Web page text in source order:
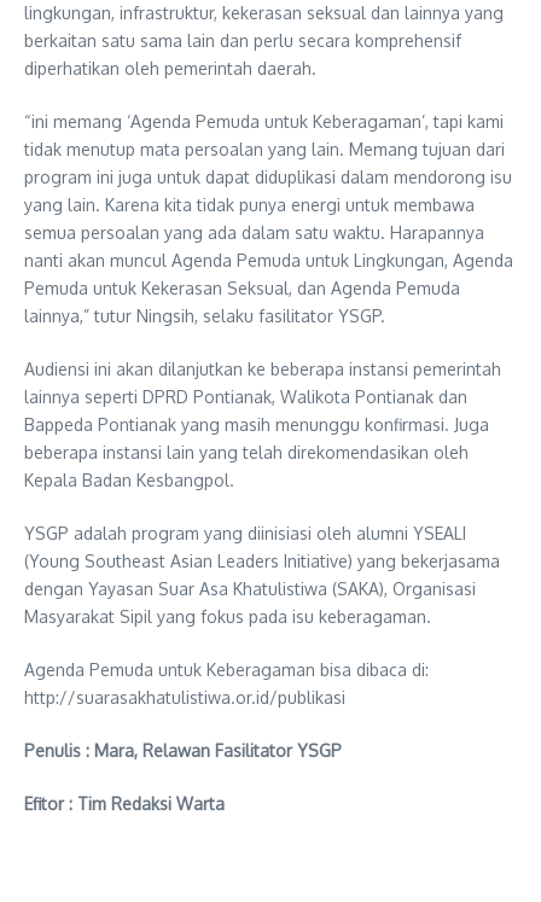
lingkungan, infrastruktur, kekerasan seksual dan lainnya yang
berkaitan satu sama lain dan perlu secara komprehensif
diperhatikan oleh pemerintah daerah.
“ini memang ‘Agenda Pemuda untuk Keberagaman’, tapi kami
tidak menutup mata persoalan yang lain. Memang tujuan dari
program ini juga untuk dapat diduplikasi dalam mendorong isu
yang lain. Karena kita tidak punya energi untuk membawa
semua persoalan yang ada dalam satu waktu. Harapannya
nanti akan muncul Agenda Pemuda untuk Lingkungan, Agenda
Pemuda untuk Kekerasan Seksual, dan Agenda Pemuda
lainnya,” tutur Ningsih, selaku fasilitator YSGP.
Audiensi ini akan dilanjutkan ke beberapa instansi pemerintah
lainnya seperti DPRD Pontianak, Walikota Pontianak dan
Bappeda Pontianak yang masih menunggu konfirmasi. Juga
beberapa instansi lain yang telah direkomendasikan oleh
Kepala Badan Kesbangpol.
YSGP adalah program yang diinisiasi oleh alumni YSEALI
(Young Southeast Asian Leaders Initiative) yang bekerjasama
dengan Yayasan Suar Asa Khatulistiwa (SAKA), Organisasi
Masyarakat Sipil yang fokus pada isu keberagaman.
Agenda Pemuda untuk Keberagaman bisa dibaca di:
http://suarasakhatulistiwa.or.id/publikasi
Penulis : Mara, Relawan Fasilitator YSGP
Efitor : Tim Redaksi Warta